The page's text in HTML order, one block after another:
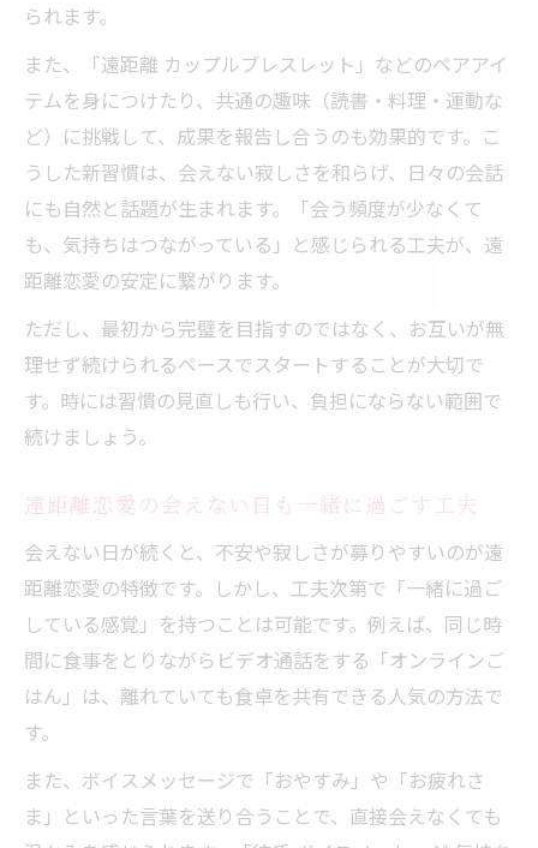
られます。
また、「遠距離 カップルブレスレット」などのペアアイ
テムを身につけたり、共通の趣味（読書・料理・運動な
ど）に挑戦して、成果を報告し合うのも効果的です。こ
うした新習慣は、会えない寂しさを和らげ、日々の会話
にも自然と話題が生まれます。「会う頻度が少なくて
も、気持ちはつながっている」と感じられる工夫が、遠
距離恋愛の安定に繋がります。
ただし、最初から完璧を目指すのではなく、お互いが無
理せず続けられるペースでスタートすることが大切で
す。時には習慣の見直しも行い、負担にならない範囲で
続けましょう。
遠距離恋愛の会えない日も一緒に過ごす工夫
会えない日が続くと、不安や寂しさが募りやすいのが遠
距離恋愛の特徴です。しかし、工夫次第で「一緒に過ご
している感覚」を持つことは可能です。例えば、同じ時
間に食事をとりながらビデオ通話をする「オンラインご
はん」は、離れていても食卓を共有できる人気の方法で
す。
また、ボイスメッセージで「おやすみ」や「お疲れさ
ま」といった言葉を送り合うことで、直接会えなくても